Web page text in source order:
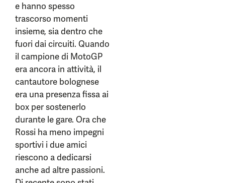
e hanno spesso
trascorso momenti
insieme, sia dentro che
fuori dai circuiti. Quando
il campione di MotoGP
era ancora in attività, il
cantautore bolognese
era una presenza fissa ai
box per sostenerlo
durante le gare. Ora che
Rossi ha meno impegni
sportivi i due amici
riescono a dedicarsi
anche ad altre passioni.